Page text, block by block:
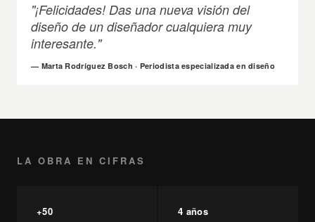
"¡Felicidades! Das una nueva visión del
diseño de un diseñador cualquiera muy
interesante."
— Marta Rodríguez Bosch · Periodista especializada en diseño
LA OBRA EN CIFRAS
+50 4 años